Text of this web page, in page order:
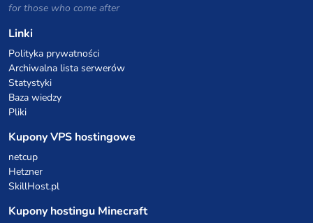
for those who come after
Linki
Polityka prywatności
Archiwalna lista serwerów
Statystyki
Baza wiedzy
Pliki
Kupony VPS hostingowe
netcup
Hetzner
SkillHost.pl
Kupony hostingu Minecraft